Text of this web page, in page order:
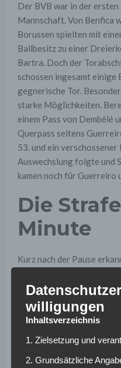
Der BVB war in der
Mannschaft. Von Benfica
Borussen spielten mit
Ballbesitz zu einer
Bartra. Doch der
schossen ingesamt
gegnerische Tor.
starke Möglichkeiten.
einem Pass von Dembélé
Querpass seitens
53. und ein
Auswechslung folgte und
kamen noch für Guerreiro
Die
Minute
Kurz nach der Pause
durch Kostas Mitroglou
die miserable
Wo steht
jetzt?
willigungen
Inhaltsverzeichnis
1. Zielsetzung und
2. Grundsätzliche